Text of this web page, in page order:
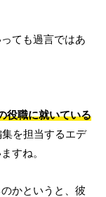
ても過言ではあ
役職に就いている
を担当するエデ
すね。
かというと、彼